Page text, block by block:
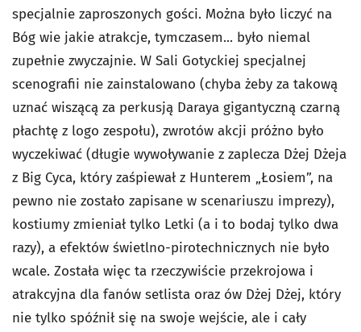
specjalnie zaproszonych gości. Można było liczyć na
Bóg wie jakie atrakcje, tymczasem... było niemal
zupełnie zwyczajnie. W Sali Gotyckiej specjalnej
scenografii nie zainstalowano (chyba żeby za takową
uznać wiszącą za perkusją Daraya gigantyczną czarną
płachtę z logo zespołu), zwrotów akcji próżno było
wyczekiwać (długie wywoływanie z zaplecza Dżej Dżeja
z Big Cyca, który zaśpiewał z Hunterem „Łosiem”, na
pewno nie zostało zapisane w scenariuszu imprezy),
kostiumy zmieniał tylko Letki (a i to bodaj tylko dwa
razy), a efektów świetlno-pirotechnicznych nie było
wcale. Została więc ta rzeczywiście przekrojowa i
atrakcyjna dla fanów setlista oraz ów Dżej Dżej, który
nie tylko spóźnił się na swoje wejście, ale i cały